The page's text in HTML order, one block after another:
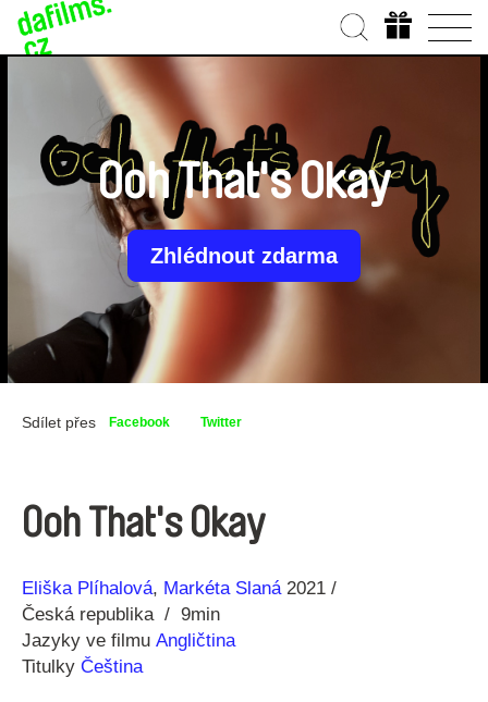
Ooh That's Okay
Zhlédnout zdarma
Sdílet přes Facebook Twitter
Ooh That's Okay
Režie
Eliška Plíhalová Markéta Slaná
Rok
2021
Česká republika
9min
Jazyky ve filmu Angličtina
Titulky Čeština